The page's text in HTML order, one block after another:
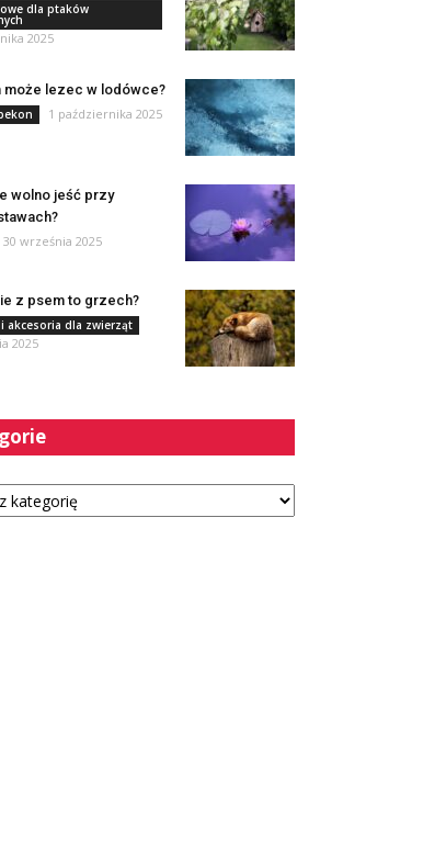
dla ptaków
2025
może lezec w lodówce?
1 października 2025
wolno jeść przy
30 września 2025
z psem to grzech?
akcesoria dla zwierząt
2025